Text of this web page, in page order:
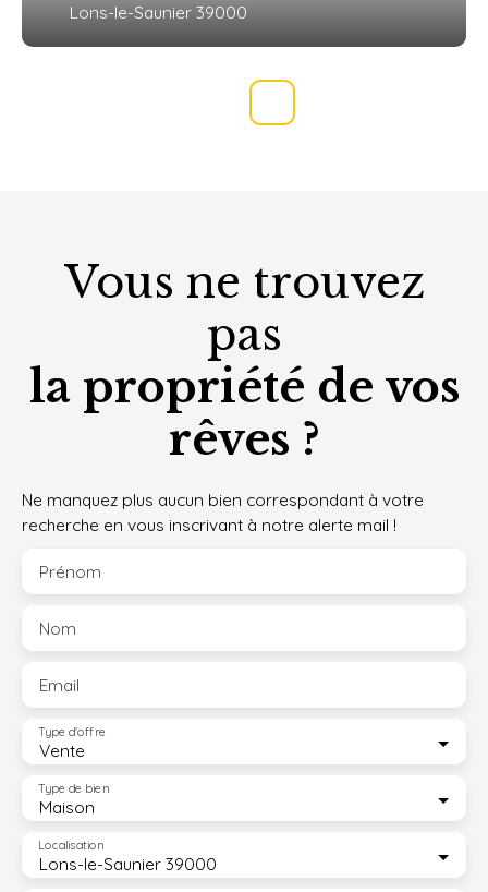
Lons-le-Saunier 39000
Vous ne trouvez
pas
la propriété de vos
rêves ?
Ne manquez plus aucun bien correspondant à votre
recherche en vous inscrivant à notre alerte mail !
Prénom
Nom
Email
Vente
Type d'offre
Maison
Type de bien
Lons-le-Saunier 39000
Localisation